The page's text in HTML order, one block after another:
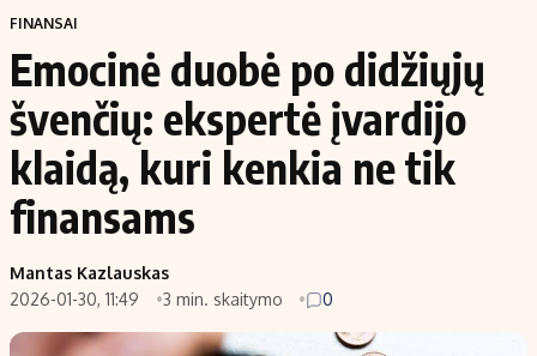
FINANSAI
Emocinė duobė po didžiųjų
švenčių: ekspertė įvardijo
klaidą, kuri kenkia ne tik
finansams
Mantas Kazlauskas
2026-01-30, 11:49
3 min. skaitymo 0